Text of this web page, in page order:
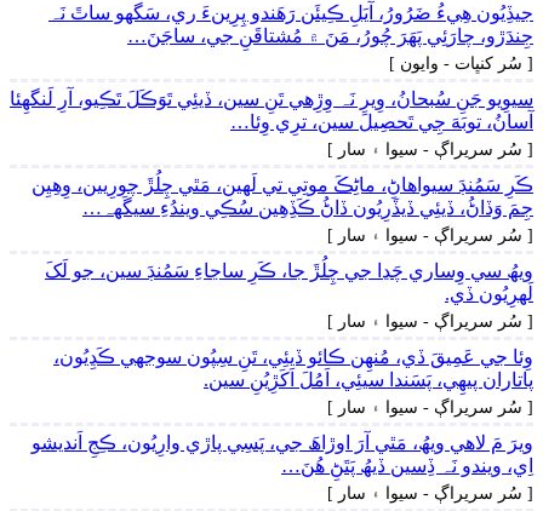
جيڏِيُون ھِيءُ ضَرُورُ، آيَلِ ڪِيئَن رَھَندو پِرِينءَ ري، سَگهو ساٿَ نَہ
جِندَڙو، چارَئِي پَھَرَ چُورُ، مَنَ ۾ مُشتاقَنِ جي، ساجَنَ…
[ سُر کنڀات - وايون ]
سيوِيو جَنِ سُبحانُ، وِيرِ نَہ وِڙِھي تَنِ سين، ڏيئِي تَوَڪَلَ تَڪِيو، آرِ لَنگهِئا
آسانُ، توبَهَ جِي تَحصِيلَ سين، ترِي وِئا…
[ سُر سريراڳ - سيوا ۽ سار ]
ڪَرِ سَمُنڊَ سيواھاڻِ، ماڻِڪَ موتِي تي لَھين، مَٿي چِلُڙَ چورِيين، وِھِيِن
جِمَ وَڏاڻُ، ڏيئِي ڏيڏَرِيُون ڏاڻُ ڪَڏِھِين سُڪِي ويندُءِ سيگَهہ…
[ سُر سريراڳ - سيوا ۽ سار ]
ويھُ سي وِساري چَڍا جي چِلُڙَ جا، ڪَرِ ساڃاءِ سَمُنڊَ سين، جو لَکَ
لَهرِيُون ڏي.
[ سُر سريراڳ - سيوا ۽ سار ]
وِئا جي عَمِيقَ ڏي، مُنھِن ڪائو ڏيئِي، تَنِ سِپُون سوجهي ڪَڍِيُون،
پاتاران پيھِي، پَسَندا سيئِي، اَمُلَ اَکَڙِيُنِ سين.
[ سُر سريراڳ - سيوا ۽ سار ]
ويرَ مَ لاھي ويھُ، مَٿي آرَ اوڙاھَ جي، پَسِي پاڙي وارِيُون، ڪِجِ اَنديشو
اِي، ويندو نَہ ڏِسين ڏيھُ پَتَڻِ ھُنَ…
[ سُر سريراڳ - سيوا ۽ سار ]